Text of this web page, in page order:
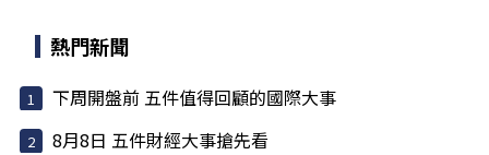
熱門新聞
下周開盤前 五件值得回顧的國際大事
8月8日 五件財經大事搶先看